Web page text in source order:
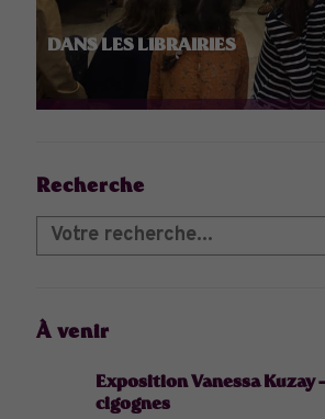
DANS LES LIBRAIRIES
Recherche
À venir
Exposition Vanessa Kuzay
cigognes